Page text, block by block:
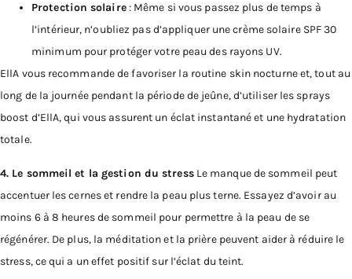
Protection solaire: Même si vous passez plus de temps à
l’intérieur, n’oubliez pas d’appliquer une crème solaire SPF 30
minimum pour protéger votre peau des rayons UV.
EllA vous recommande de favoriser la routine skin nocturne et, tout au
long de la journée pendant la période de jeûne, d’utiliser les sprays
boost d’EllA, qui vous assurent un éclat instantané et une hydratation
totale.
4. Le sommeil et la gestion du stressLe manque de sommeil peut
accentuer les cernes et rendre la peau plus terne. Essayez d’avoir au
moins 6 à 8 heures de sommeil pour permettre à la peau de se
régénérer. De plus, la méditation et la prière peuvent aider à réduire le
stress, ce qui a un effet positif sur l’éclat du teint.